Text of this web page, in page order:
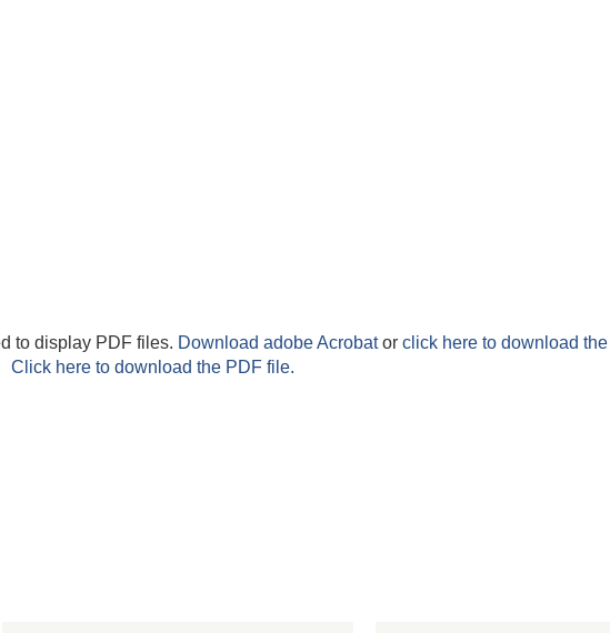
to display PDF files. Download adobe Acrobator click here to download
Click here to download the PDF file.